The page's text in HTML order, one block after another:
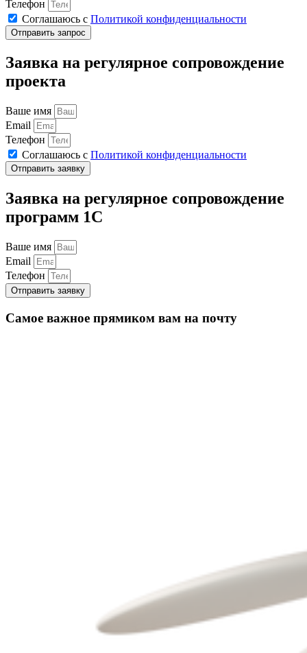
Телефон
Соглашаюсь с Политикой конфиденциальности
Отправить запрос
Заявка на регулярное сопровождение
проекта
Ваше имя
Email
Телефон
Соглашаюсь с Политикой конфиденциальности
Отправить заявку
Заявка на регулярное сопровождение
программ 1С
Ваше имя
Email
Телефон
Отправить заявку
Самое важное прямиком вам на почту